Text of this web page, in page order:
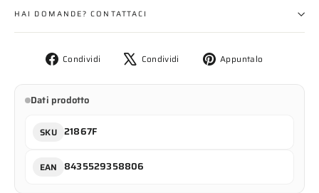
HAI DOMANDE? CONTATTACI
Condividi
Condividi
Facebook
Condividi
Twitta
X
Appuntalo
pin
Dati prodotto
SKU 21867F
EAN 8435529358806